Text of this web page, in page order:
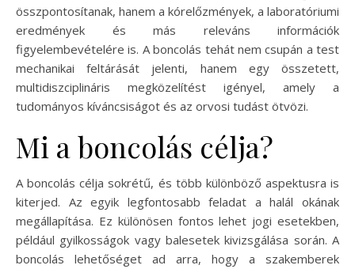
összpontosítanak, hanem a kórelőzmények, a laboratóriumi
eredmények és más releváns információk
figyelembevételére is. A boncolás tehát nem csupán a test
mechanikai feltárását jelenti, hanem egy összetett,
multidiszciplináris megközelítést igényel, amely a
tudományos kíváncsiságot és az orvosi tudást ötvözi.
Mi a boncolás célja?
A boncolás célja sokrétű, és több különböző aspektusra is
kiterjed. Az egyik legfontosabb feladat a halál okának
megállapítása. Ez különösen fontos lehet jogi esetekben,
például gyilkosságok vagy balesetek kivizsgálása során. A
boncolás lehetőséget ad arra, hogy a szakemberek